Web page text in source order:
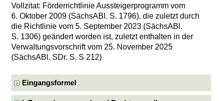
Vollzitat: Förderrichtlinie Aussteigerprogramm vom
6. Oktober 2009 (SächsABl. S. 1796), die zuletzt durch
die Richtlinie vom 5. September 2023 (SächsABl.
S. 1306) geändert worden ist, zuletzt enthalten in der
Verwaltungsvorschrift vom 25. November 2025
(SächsABl. SDr. S. S 212)
Eingangsformel